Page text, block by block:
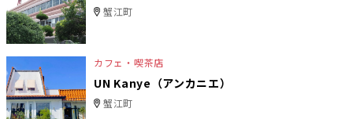
蟹江町
カフェ・喫茶店
UN Kanye（アンカニエ）
蟹江町